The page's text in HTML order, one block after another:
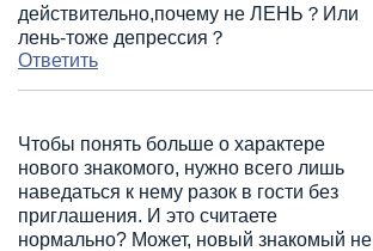
действительно,почему не ЛЕНЬ？Или
лень-тоже депрессия？
Ответить
Чтобы понять больше о характере
нового знакомого, нужно всего лишь
наведаться к нему разок в гости без
приглашения. И это считаете
нормально? Может, новый знакомый не